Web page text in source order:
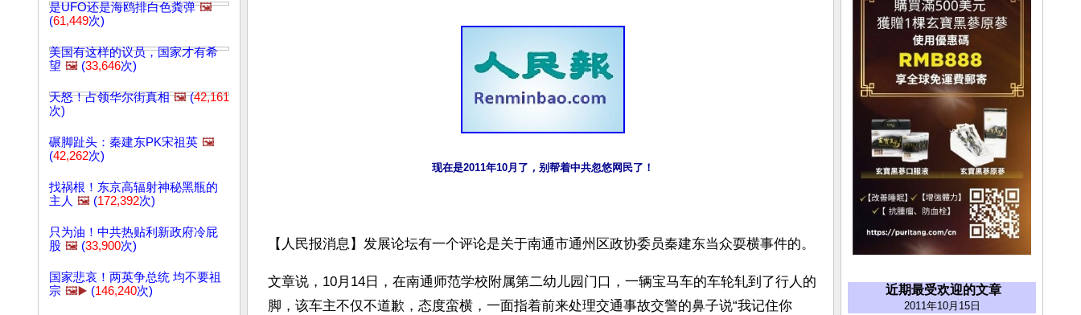
是UFO还是海鸥排白色粪弹 🖼️
(61,449次)
美国有这样的议员，国家才有希
望 🖼️ (33,646次)
天怒！占领华尔街真相 🖼️(42,161
次)
碾脚趾头：秦建东PK宋祖英 🖼️
(42,262次)
找祸根！东京高辐射神秘黑瓶的
主人 🖼️ (172,392次)
只为油！中共热贴利新政府冷屁
股 🖼️ (33,900次)
国家悲哀！两英争总统 均不要祖
宗 🖼️▶️ (146,240次)
现在是2011年10月了，别帮着中共忽悠网民了！
【人民报消息】发展论坛有一个评论是关于南通市通州区政协委员秦建东当众耍横事件的。
文章说，10月14日，在南通师范学校附属第二幼儿园门口，一辆宝马车的车轮轧到了行人的
脚，该车主不仅不道歉，态度蛮横，一面指着前来处理交通事故交警的鼻子说“我记住你
近期最受欢迎的文章
2011年10月15日